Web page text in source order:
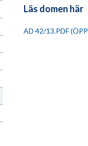
Läs domen här
AD 42/13.PDF